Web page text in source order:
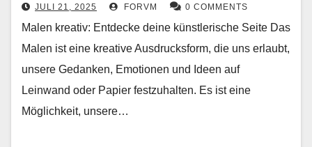
JULI 21, 2025 FORVM 0 COMMENTS
Malen kreativ: Entdecke deine künstlerische Seite Das
Malen ist eine kreative Ausdrucksform, die uns erlaubt,
unsere Gedanken, Emotionen und Ideen auf
Leinwand oder Papier festzuhalten. Es ist eine
Möglichkeit, unsere…